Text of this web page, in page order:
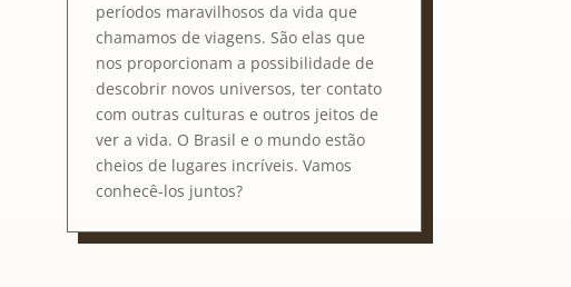
períodos maravilhosos da vida que
chamamos de viagens. São elas que
nos proporcionam a possibilidade de
descobrir novos universos, ter contato
com outras culturas e outros jeitos de
ver a vida. O Brasil e o mundo estão
cheios de lugares incríveis. Vamos
conhecê-los juntos?